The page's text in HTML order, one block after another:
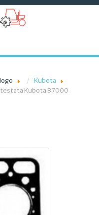
Kubota
Kubota B7000